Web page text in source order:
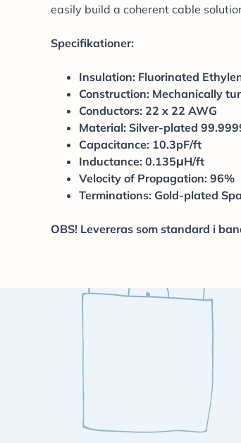
easily build a coherent cable
Specifikationer:
Insulation: Fluorinated
Construction: Mechanically
Conductors: 22 x 22 AWG
Material: Silver-plated
Capacitance: 10.3pF/ft
Inductance: 0.135μH/ft
Velocity of Propagation: 96%
Terminations: Gold-plated
OBS! Levereras som standard i